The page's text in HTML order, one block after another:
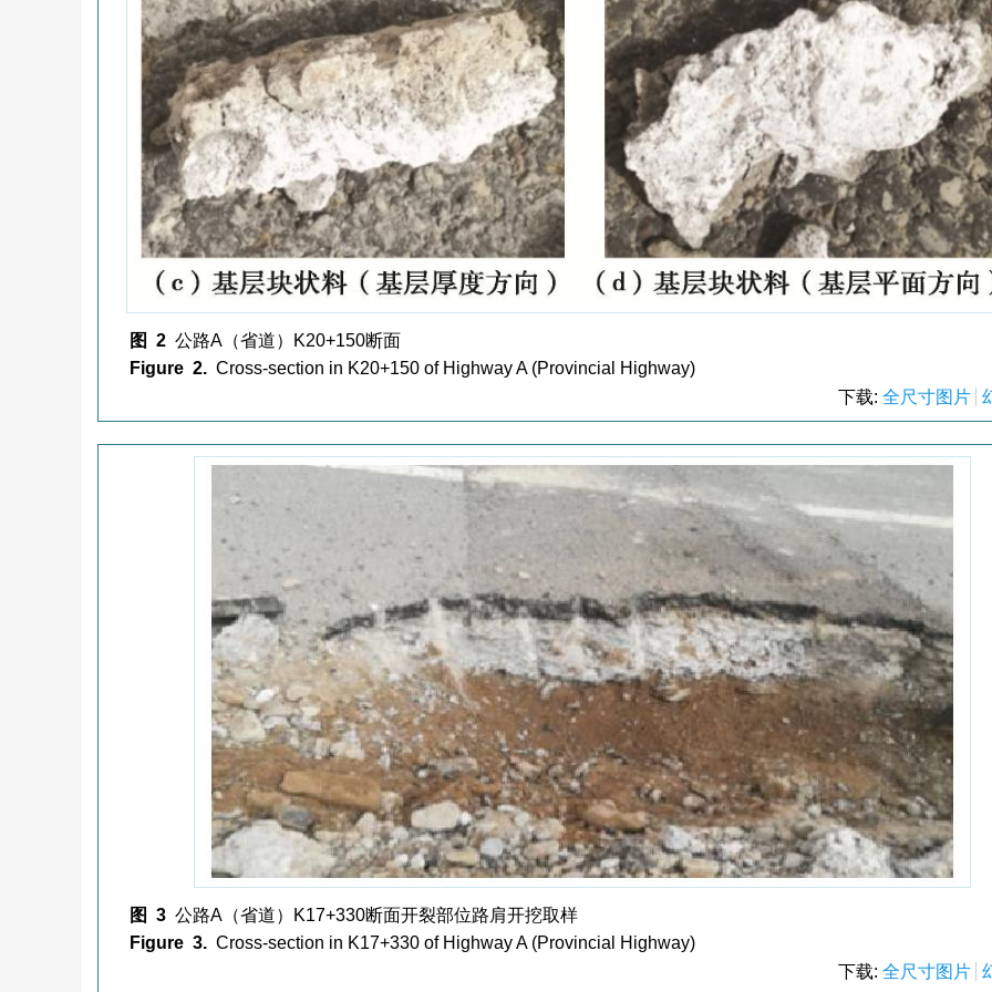
图 2 公路A（省道）K20+150断面
Figure 2. Cross-section in K20+150 of Highway A (Provincial Highway)
下载: 全尺寸图片
图 3 公路A（省道）K17+330断面开裂部位路肩开挖取样
Figure 3. Cross-section in K17+330 of Highway A (Provincial Highway)
下载: 全尺寸图片